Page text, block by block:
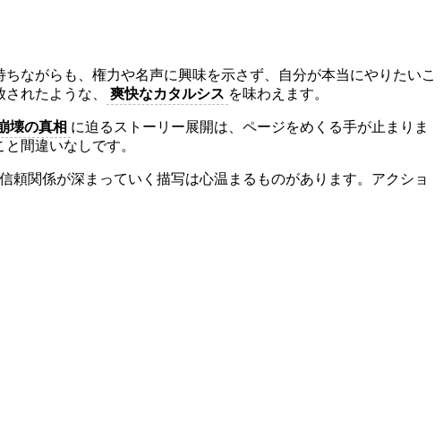
ながらも、権力や名声に興味を示さず、自分が本当にやりたいこ
れたような、
爽快なカタルシス を味わえます。
壊の真相 に迫るストーリー展開は、ページをめくる手が止まりま
間違いなしです。
頼関係が深まっていく描写は心温まるものがあります。アクショ